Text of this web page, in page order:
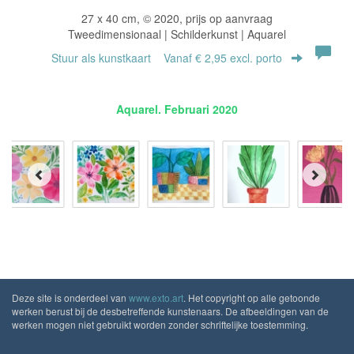
27 x 40 cm, © 2020, prijs op aanvraag
Tweedimensionaal | Schilderkunst | Aquarel
Stuur als kunstkaart Vanaf € 2,95 excl. porto
Aquarel. Februari 2020
Deze site is onderdeel van www.exto.art. Het copyright op alle getoonde
werken berust bij de desbetreffende kunstenaars. De afbeeldingen van de
werken mogen niet gebruikt worden zonder schriftelijke toestemming.